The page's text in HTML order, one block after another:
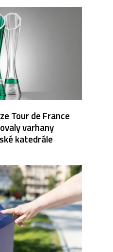
Tour de France
varhany
katedrále